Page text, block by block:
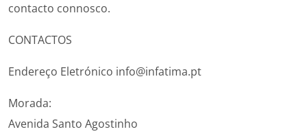
contacto connosco.
CONTACTOS
Endereço Eletrónico info@infatima.pt
Morada:
Avenida Santo Agostinho